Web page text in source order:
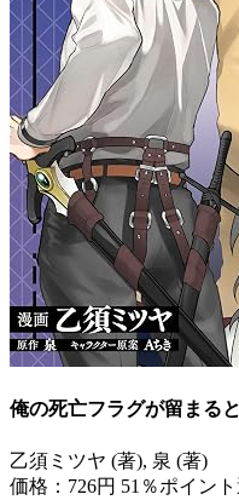
俺の死亡フラグが留まる
乙須ミツヤ (著), 泉 (著)
価格：726円 51％ポイン